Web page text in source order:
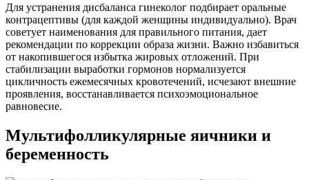
Для устранения дисбаланса гинеколог подбирает оральные
контрацептивы (для каждой женщины индивидуально). Врач
советует наименования для правильного питания, дает
рекомендации по коррекции образа жизни. Важно избавиться
от накопившегося избытка жировых отложений. При
стабилизации выработки гормонов нормализуется
цикличность ежемесячных кровотечений, исчезают внешние
проявления, восстанавливается психоэмоциональное
равновесие.
Мультифолликулярные яичники и
беременность